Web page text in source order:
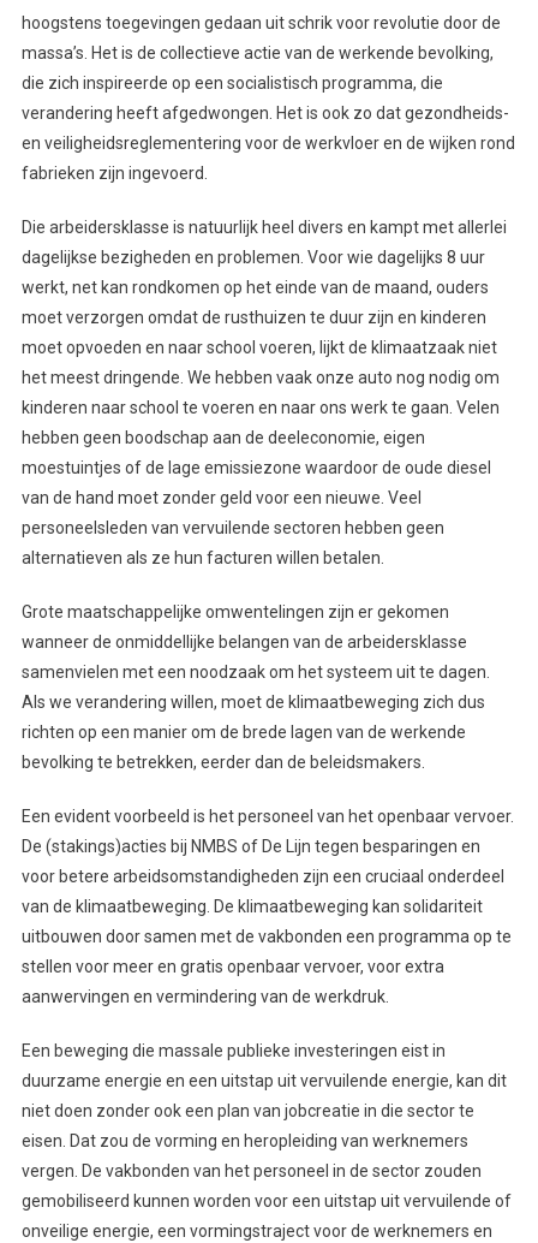
hoogstens toegevingen gedaan uit schrik voor revolutie door de
massa’s. Het is de collectieve actie van de werkende bevolking,
die zich inspireerde op een socialistisch programma, die
verandering heeft afgedwongen. Het is ook zo dat gezondheids-
en veiligheidsreglementering voor de werkvloer en de wijken rond
fabrieken zijn ingevoerd.
Die arbeidersklasse is natuurlijk heel divers en kampt met allerlei
dagelijkse bezigheden en problemen. Voor wie dagelijks 8 uur
werkt, net kan rondkomen op het einde van de maand, ouders
moet verzorgen omdat de rusthuizen te duur zijn en kinderen
moet opvoeden en naar school voeren, lijkt de klimaatzaak niet
het meest dringende. We hebben vaak onze auto nog nodig om
kinderen naar school te voeren en naar ons werk te gaan. Velen
hebben geen boodschap aan de deeleconomie, eigen
moestuintjes of de lage emissiezone waardoor de oude diesel
van de hand moet zonder geld voor een nieuwe. Veel
personeelsleden van vervuilende sectoren hebben geen
alternatieven als ze hun facturen willen betalen.
Grote maatschappelijke omwentelingen zijn er gekomen
wanneer de onmiddellijke belangen van de arbeidersklasse
samenvielen met een noodzaak om het systeem uit te dagen.
Als we verandering willen, moet de klimaatbeweging zich dus
richten op een manier om de brede lagen van de werkende
bevolking te betrekken, eerder dan de beleidsmakers.
Een evident voorbeeld is het personeel van het openbaar vervoer.
De (stakings)acties bij NMBS of De Lijn tegen besparingen en
voor betere arbeidsomstandigheden zijn een cruciaal onderdeel
van de klimaatbeweging. De klimaatbeweging kan solidariteit
uitbouwen door samen met de vakbonden een programma op te
stellen voor meer en gratis openbaar vervoer, voor extra
aanwervingen en vermindering van de werkdruk.
Een beweging die massale publieke investeringen eist in
duurzame energie en een uitstap uit vervuilende energie, kan dit
niet doen zonder ook een plan van jobcreatie in die sector te
eisen. Dat zou de vorming en heropleiding van werknemers
vergen. De vakbonden van het personeel in de sector zouden
gemobiliseerd kunnen worden voor een uitstap uit vervuilende of
onveilige energie, een vormingstraject voor de werknemers en